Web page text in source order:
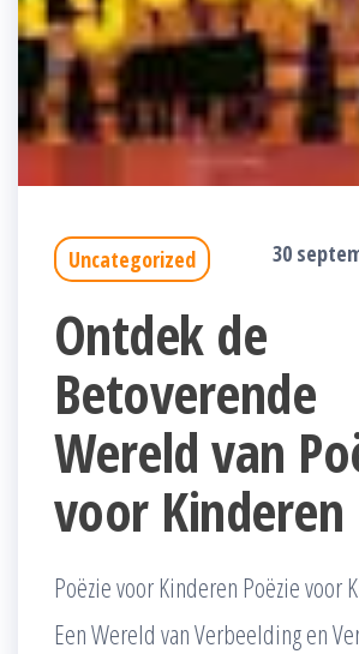
Uncategorized 30
Ontdek de
Betoverende
Wereld van
voor Kinderen
Poëzie voor Kinderen Poëzie voor
Een Wereld van Verbeelding en